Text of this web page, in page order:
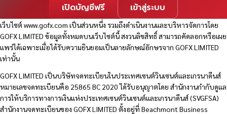
เปิดบัญชีฟรี เข้าสู่ระบบ
เว็บไซต์www.gofx.com เป็นส่วนหนึ่ง รวมถึงดำเนินงานและบริหารจัดการโดย
GOFX LIMITED ข้อมูลทั้งหมดบนเว็บไซต์นี้ สงวนลิขสิทธิ์ สามารถคัดลอกหรือเผย
แพร่ได้เฉพาะเมื่อได้รับความยินยอมเป็นลายลักษณ์อักษรจาก GOFX LIMITED
เท่านั้น
GOFX LIMITED เป็นบริษัทจดทะเบียนในประเทศเซนต์วินเซนต์และเกรนาดีนส์
หมายเลขจดทะเบียนคือ 25865 BC 2020 ได้รับอนุญาตโดย สำนักงานกำกับดูแล
การให้บริการทางการเงินแห่งประเทศเซนต์วินเซนต์และเกรนาดีนส์ (SVGFSA)
สำนักงานจดทะเบียนของ GOFX LIMITED ตั้งอยู่ที่ Beachmont Business